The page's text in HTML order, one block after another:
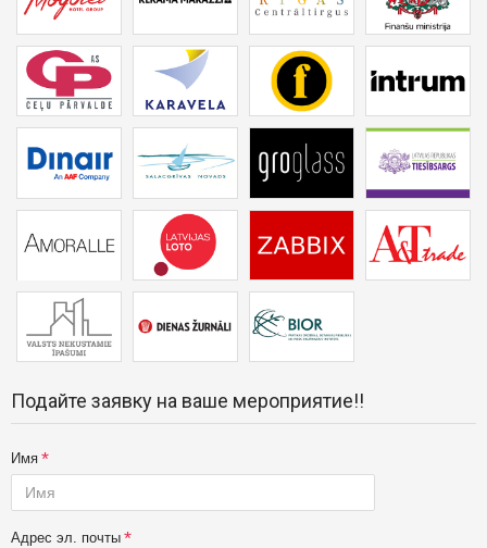
Подайте заявку на ваше мероприятие!!
Имя
Адрес эл. почты